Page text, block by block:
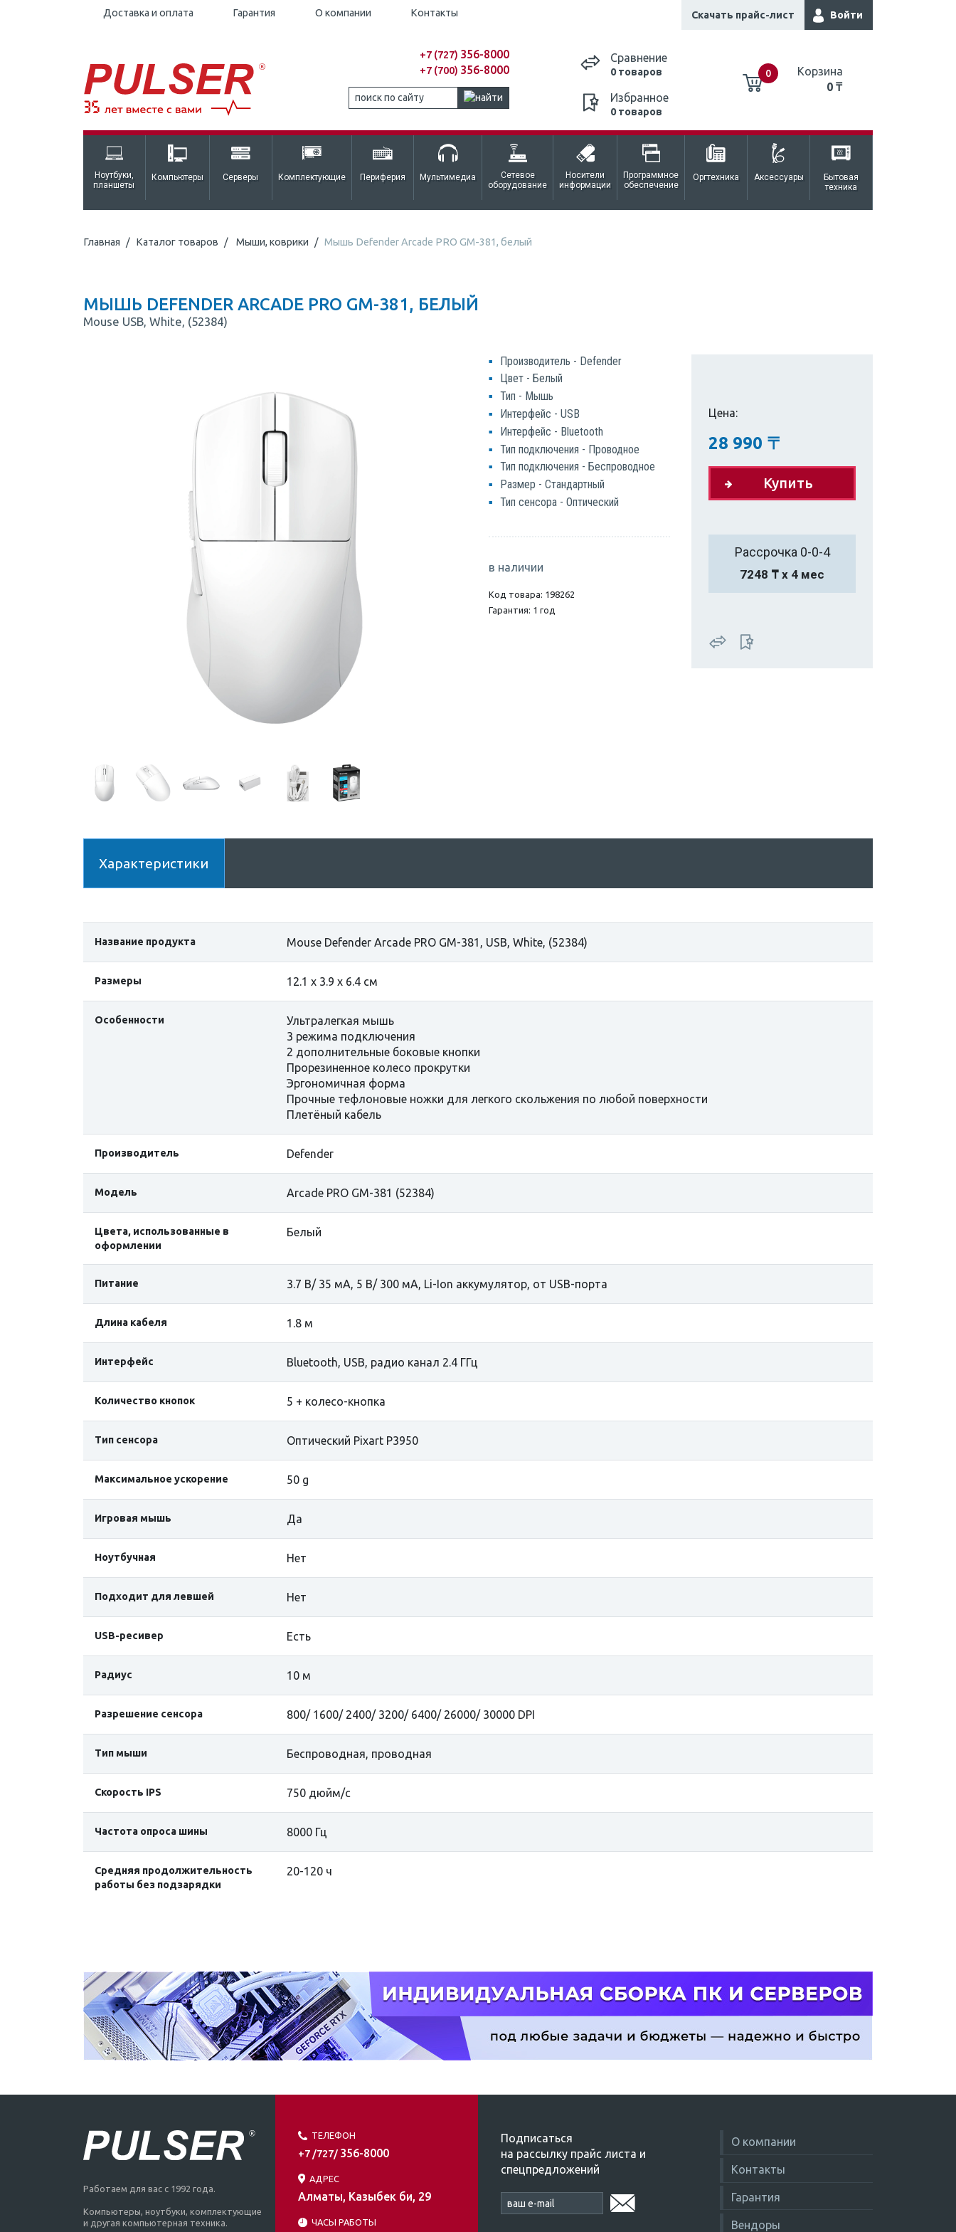
Доставка и оплата Гарантия О компании Контакты Скачать прайс-лист Войти
+7 (727) 356-8000
+7 (700) 356-8000
Сравнение
0 товаров
Избранное
0 товаров
0
Корзина
0 ₸
0 ₸
Ноутбуки,
планшеты
Компьютеры Серверы Комплектующие Периферия Мультимедиа
Сетевое
оборудование
Носители
информации
Программное
обеспечение
Оргтехника Аксессуары
Бытовая
техника
Главная Каталог товаров Мыши, коврики Мышь Defender Arcade PRO GM-381, белый
МЫШЬ DEFENDER ARCADE PRO GM-381, БЕЛЫЙ
Mouse USB, White, (52384)
Производитель - Defender
Цвет - Белый
Тип - Мышь
Интерфейс - USB
Интерфейс - Bluetooth
Тип подключения - Проводное
Тип подключения - Беспроводное
Размер - Стандартный
Тип сенсора - Оптический
в наличии
Код товара: 198262
Гарантия: 1 год
Цена:
28 990 〒
Купить
Рассрочка 0-0-4
7248 ₸ х 4 мес
Характеристики
Название продукта Mouse Defender Arcade PRO GM-381, USB, White, (52384)
Размеры 12.1 x 3.9 x 6.4 см
Особенности
Ультралегкая мышь
3 режима подключения
2 дополнительные боковые кнопки
Прорезиненное колесо прокрутки
Эргономичная форма
Прочные тефлоновые ножки для легкого скольжения по любой поверхности
Плетёный кабель
Производитель Defender
Модель Arcade PRO GM-381 (52384)
Цвета, использованные в
оформлении
Белый
Питание 3.7 В/ 35 мА, 5 В/ 300 мА, Li-Ion аккумулятор, от USB-порта
Длина кабеля 1.8 м
Интерфейс Bluetooth, USB, радио канал 2.4 ГГц
Количество кнопок 5 + колесо-кнопка
Тип сенсора Оптический Pixart P3950
Максимальное ускорение 50 g
Игровая мышь Да
Ноутбучная Нет
Подходит для левшей Нет
USB-ресивер Есть
Радиус 10 м
Разрешение сенсора 800/ 1600/ 2400/ 3200/ 6400/ 26000/ 30000 DPI
Тип мыши Беспроводная, проводная
Скорость IPS 750 дюйм/с
Частота опроса шины 8000 Гц
Средняя продолжительность
работы без подзарядки
20-120 ч
Работаем для вас с 1992 года.
Компьютеры, ноутбуки, комплектующие
и другая компьютерная техника.
ТЕЛЕФОН
+7 /727/ 356-8000
АДРЕС
Алматы, Казыбек би, 29
ЧАСЫ РАБОТЫ
Подписаться
на рассылку прайс листа и
спецпредложений
О компании
Контакты
Гарантия
Вендоры